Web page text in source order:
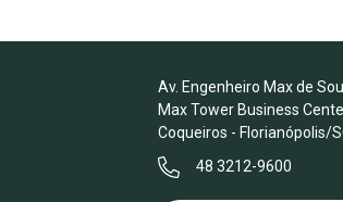
Av. Engenheiro Max de
Max Tower Business
Coqueiros - Florianópolis/
48 3212-9600